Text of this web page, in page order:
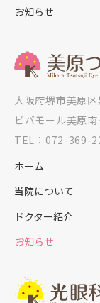
お知らせ
大阪府堺市美原
ビバモール美原
TEL：072-369-
ホーム
当院について
ドクター紹介
お知らせ